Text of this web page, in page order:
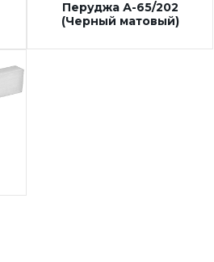
Перуджа А-65/202
(Черный матовый)